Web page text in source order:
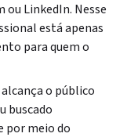
LinkedIn. Nesse
está apenas
para quem o
alcança o público
buscado
por meio do